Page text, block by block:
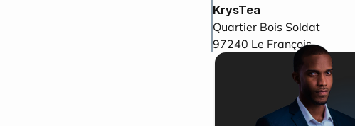
KrysTea
Quartier Bois Soldat
97240 Le François